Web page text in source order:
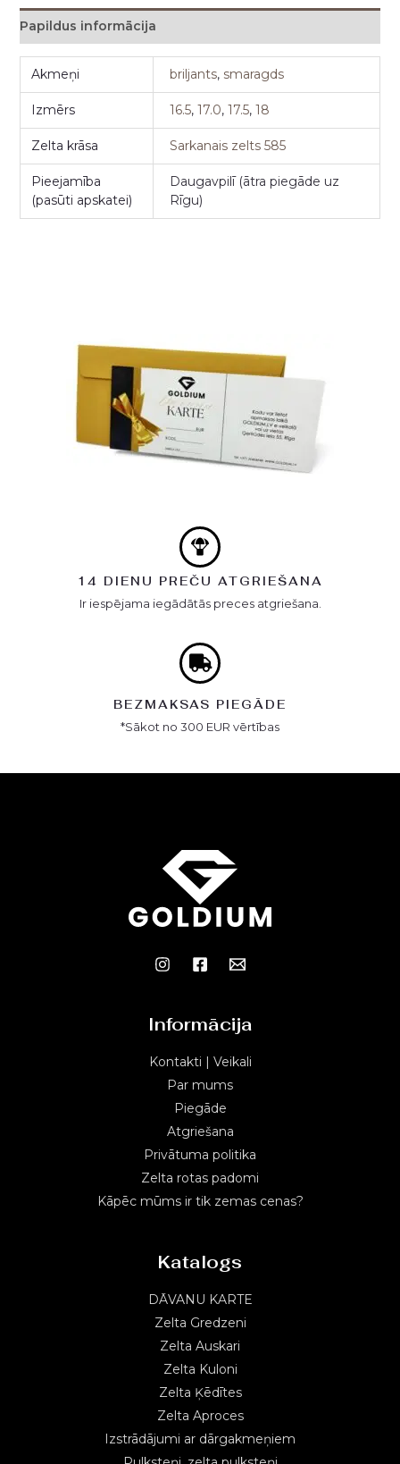
Papildus informācija
Akmeņi briljants, smaragds
Izmērs 16.5,17.0,17.5,18
Zelta krāsa Sarkanais zelts 585
Pieejamība
(pasūti apskatei)
Daugavpilī (ātra piegāde uz
Rīgu)
14 DIENU PREČU ATGRIEŠANA
Ir iespējama iegādātās preces atgriešana.
BEZMAKSAS PIEGĀDE
*Sākot no 300 EUR vērtības
Informācija
Kontakti | Veikali
Par mums
Piegāde
Atgriešana
Privātuma politika
Zelta rotas padomi
Kāpēc mūms ir tik zemas cenas?
Katalogs
DĀVANU KARTE
Zelta Gredzeni
Zelta Auskari
Zelta Kuloni
Zelta Ķēdītes
Zelta Aproces
Izstrādājumi ar dārgakmeņiem